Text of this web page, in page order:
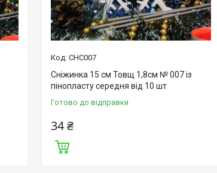
СНС007
Сніжинка 15 см Товщ 1,8см № 007 із
пінопласту середня від 10 шт
Готово до відправки
34 ₴